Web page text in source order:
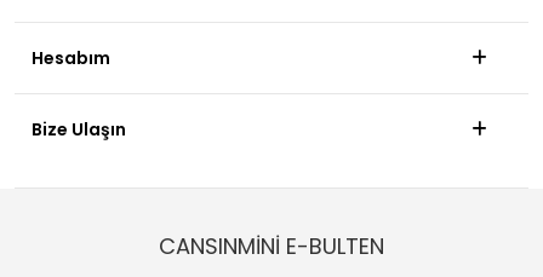
Hesabım
Bize Ulaşın
CANSINMİNİ E-BULTEN